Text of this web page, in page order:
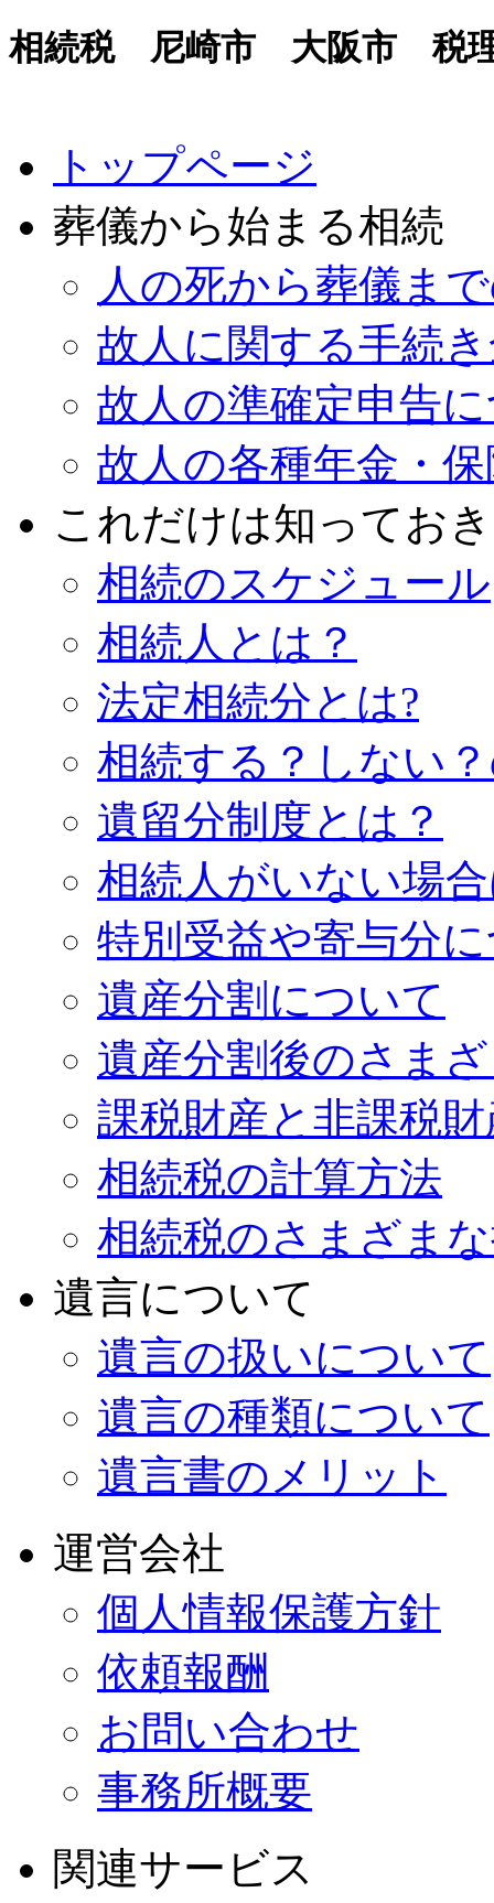
相続税 尼崎市 大阪市 税
トップページ
葬儀から始まる相続
人の死から葬儀ま
故人に関する手続
故人の準確定申告
故人の各種年金・
これだけは知ってお
相続のスケジュール
相続人とは？
法定相続分とは?
相続する？しない
遺留分制度とは？
相続人がいない場
特別受益や寄与分
遺産分割について
遺産分割後のさま
課税財産と非課税
相続税の計算方法
相続税のさまざま
遺言について
遺言の扱いについて
遺言の種類について
遺言書のメリット
運営会社
個人情報保護方針
依頼報酬
お問い合わせ
事務所概要
関連サービス